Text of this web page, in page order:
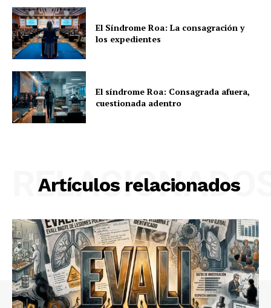
El Síndrome Roa: La consagración y
los expedientes
El síndrome Roa: Consagrada afuera,
cuestionada adentro
Artículos relacionados